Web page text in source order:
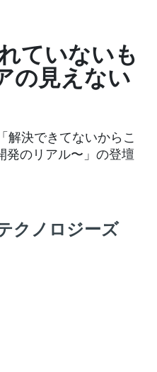
ていないも
の見えない
解決できてないからこ
発のリアル〜」の登壇
クノロジーズ